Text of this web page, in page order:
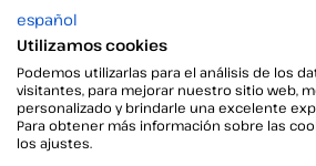
Organiza tu
soluciones de
Si has llegado hasta aquí, significa
los responsables de áreas y
han convencido. Pero lo mejor aún
español
Utilizamos cookies
Podemos utilizarlas para el análisis de los
visitantes, para mejorar nuestro sitio web,
personalizado y brindarle una excelente
Para obtener más información sobre las
los ajustes.